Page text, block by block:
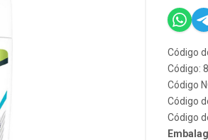
Código
Código:
Código
Código
Código